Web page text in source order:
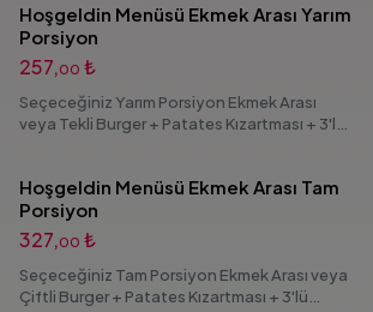
Hoşgeldin Menüsü Ekmek Arası Yarım
Porsiyon
257,00 ₺
Seçeceğiniz Yarım Porsiyon Ekmek Arası
veya Tekli Burger + Patates Kızartması + 3'lü
adet ürün seçimi yapabilirsiniz.)
Hoşgeldin Menüsü Ekmek Arası Tam
Porsiyon
327,00 ₺
Seçeceğiniz Tam Porsiyon Ekmek Arası veya
Çiftli Burger + Patates Kızartması + 3'lü